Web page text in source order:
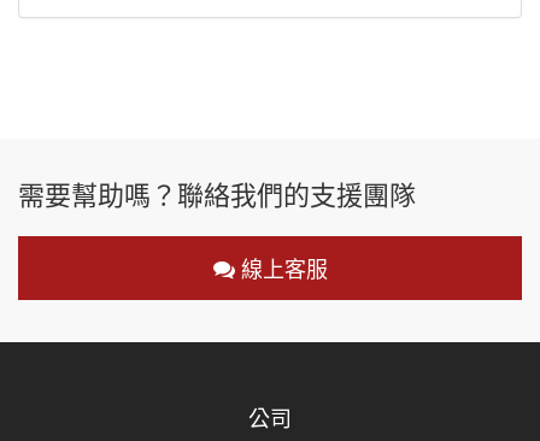
需要幫助嗎？聯絡我們的支援團隊
線上客服
公司